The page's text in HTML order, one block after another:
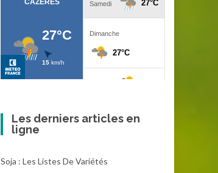
Les derniers articles en
ligne
Soja : Les Listes De Variétés